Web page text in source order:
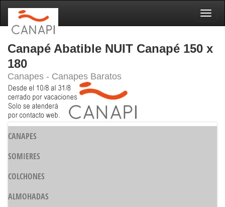
Canapé Abatible NUIT Canapé 150 x
180
Canapes - Canapes Baratos
CANAPES
SOMIERES
COLCHONES
ALMOHADAS